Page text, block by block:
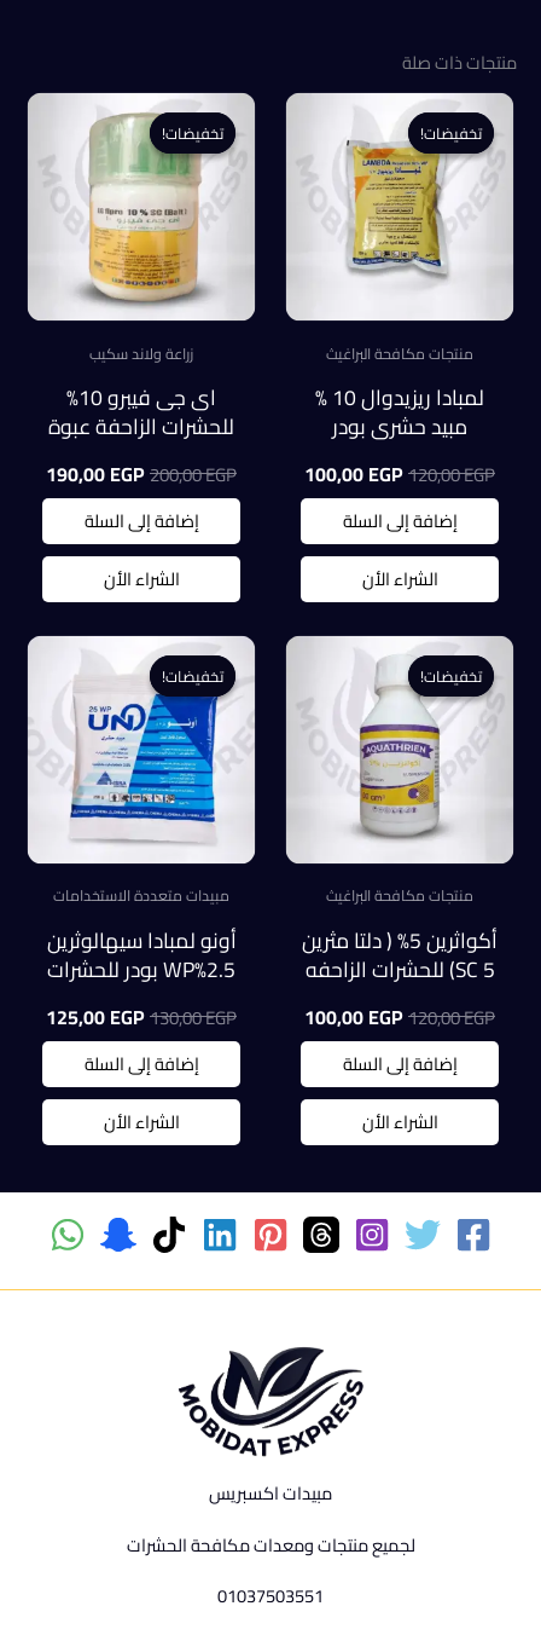
منتجات ذات صلة
تخفيضات!
تخفيضات!
منتجات مكافحة البراغيث
لمبادا ريزيدوال 10 %
مبيد حشري بودر
والزاحفة كيس
100جرام
120,00EGP السعر
الأصلي
هو:
120,00 EGP.
100,00EGP
الحالي
100,00 EGP.
إضافة إلى السلة
الشراء الأن
تخفيضات!
تخفيضات!
زراعة ولاند سكيب
اى جى فيبرو 10%
للحشرات الزاحفة عبوة
200,00EGP السعر
الأصلي
هو:
200,00 EGP.
190,00EGP
EGP.
إضافة إلى السلة
الشراء الأن
تخفيضات!
تخفيضات!
منتجات مكافحة البراغيث
أكواثرين 5% ( دلتا مثرين
5 SC) للحشرات الزاحفه
120,00EGP السعر
الأصلي
هو:
120,00 EGP.
100,00EGP
الحالي
100,00 EGP.
إضافة إلى السلة
الشراء الأن
تخفيضات!
تخفيضات!
مبيدات متعددة الاستخدامات
أونو لمبادا سيهالوثرين
2.5%WP بودر للحشرات
130,00EGP السعر
الأصلي
هو:
130,00 EGP.
125,00EGP
EGP.
إضافة إلى السلة
الشراء الأن
مبيدات اكسبريس
لجميع منتجات ومعدات مكافحة الحشرات
01037503551